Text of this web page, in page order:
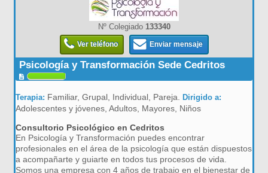
Nº Colegiado 133340
Ver teléfono Enviar mensaje
Psicología y Transformación Sede Cedritos
Terapia: Familiar, Grupal, Individual, Pareja.Dirigido a:
Adolescentes y jóvenes, Adultos, Mayores, Niños
Consultorio Psicológico en Cedritos
En Psicología y Transformación puedes encontrar
profesionales en el área de la psicología que están dispuestos
a acompañarte y guiarte en todos tus procesos de vida.
Somos una empresa con 4 años de trabajo en el bienestar de